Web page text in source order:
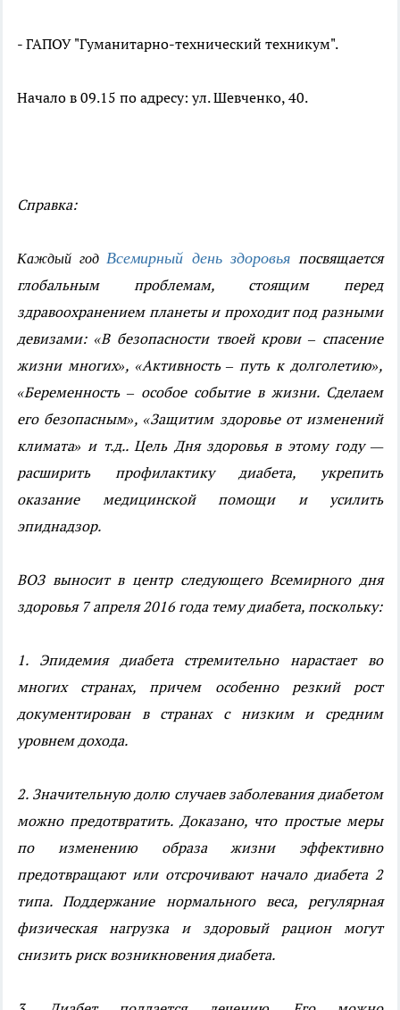
- ГАПОУ "Гуманитарно-технический техникум".
Начало в 09.15 по адресу: ул. Шевченко, 40.
Справка:
Каждый год Всемирный день здоровья посвящается
глобальным проблемам, стоящим перед
здравоохранением планеты и проходит под разными
девизами: «В безопасности твоей крови – спасение
жизни многих», «Активность – путь к долголетию»,
«Беременность – особое событие в жизни. Сделаем
его безопасным», «Защитим здоровье от изменений
климата» и т.д.. Цель Дня здоровья в этому году —
расширить профилактику диабета, укрепить
оказание медицинской помощи и усилить
эпиднадзор.
ВОЗ выносит в центр следующего Всемирного дня
здоровья 7 апреля 2016 года тему диабета, поскольку:
1. Эпидемия диабета стремительно нарастает во
многих странах, причем особенно резкий рост
документирован в странах с низким и средним
уровнем дохода.
2. Значительную долю случаев заболевания диабетом
можно предотвратить. Доказано, что простые меры
по изменению образа жизни эффективно
предотвращают или отсрочивают начало диабета 2
типа. Поддержание нормального веса, регулярная
физическая нагрузка и здоровый рацион могут
снизить риск возникновения диабета.